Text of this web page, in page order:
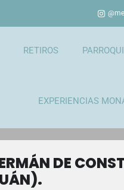
RETIROS
EXPERIENCIAS
DE